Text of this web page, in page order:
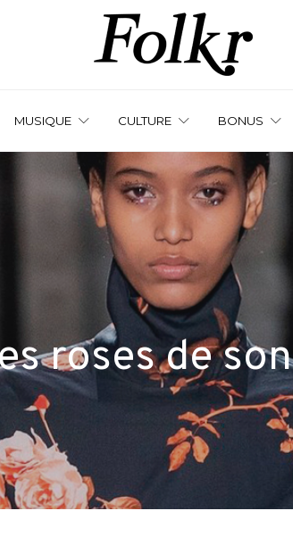
MUSIQUE CULTURE BONUS
roses de son